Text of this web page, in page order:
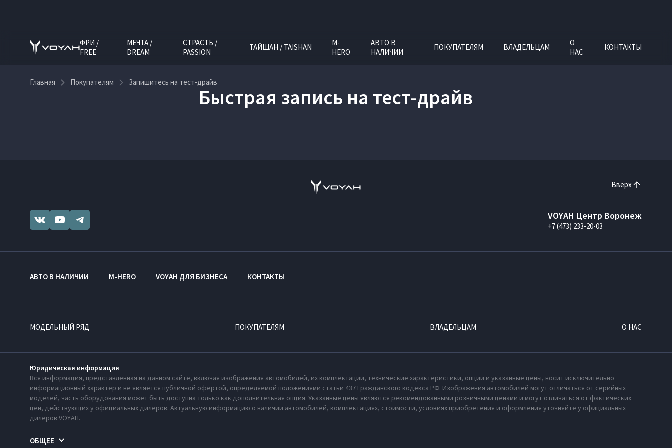
ФРИ /
FREE
МЕЧТА /
DREAM
СТРАСТЬ /
PASSION
ТАЙШАН / TAISHAN
M-
HERO
АВТО В
НАЛИЧИИ
ПОКУПАТЕЛЯМ ВЛАДЕЛЬЦАМ
О
НАС
КОНТАКТЫ
Главная Покупателям Запишитесь на тест-драйв
Быстрая запись на тест-драйв
Вверх
VOYAH Центр Воронеж
+7 (473) 233-20-03
АВТО В НАЛИЧИИ M-HERO VOYAH ДЛЯ БИЗНЕСА КОНТАКТЫ
МОДЕЛЬНЫЙ РЯД ПОКУПАТЕЛЯМ ВЛАДЕЛЬЦАМ О НАС
Юридическая информация
Вся информация, представленная на данном сайте, включая изображения автомобилей, их комплектации, технические характеристики, опции и указанные цены, носит исключительно
информационный характер и не является публичной офертой, определяемой положениями статьи 437 Гражданского кодекса РФ. Изображения автомобилей могут отличаться от серийных
моделей, часть оборудования может быть доступна только как дополнительная опция. Указанные цены являются рекомендованными розничными ценами и могут отличаться от фактических
цен, действующих у официальных дилеров. Актуальную информацию о наличии автомобилей, комплектациях, стоимости, условиях приобретения и оформления уточняйте у официальных
дилеров VOYAH.
ОБЩЕЕ